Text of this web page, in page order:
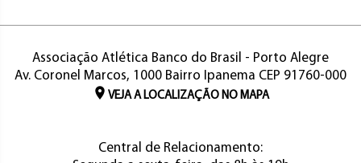
Associação Atlética Banco do Brasil - Porto Alegre
Av. Coronel Marcos, 1000 Bairro Ipanema CEP 91760-000
VEJA A LOCALIZAÇÃO NO MAPA
Central de Relacionamento: